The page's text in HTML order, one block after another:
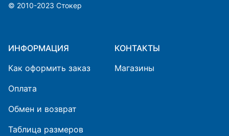
© 2010-2023 Cтокер
ИНФОРМАЦИЯ
Как оформить заказ
Оплата
Обмен и возврат
Таблица размеров
КОНТАКТЫ
Магазины